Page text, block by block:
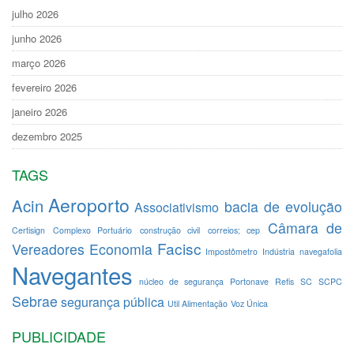
julho 2026
junho 2026
março 2026
fevereiro 2026
janeiro 2026
dezembro 2025
TAGS
Acin Aeroporto Associativismo bacia de evolução
Certisign Complexo Portuário construção civil correios; cep
Câmara de
Vereadores Economia Facisc Impostômetro Indústria navegafolia
Navegantes núcleo de segurança Portonave Refis SC SCPC
Sebrae segurança pública Util Alimentação Voz Única
PUBLICIDADE